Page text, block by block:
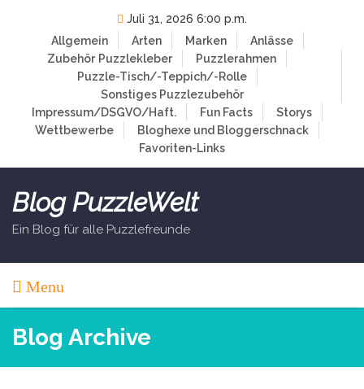
Juli 31, 2026 6:00 p.m.
Allgemein
Arten Marken
Anlässe
Zubehör Puzzlekleber
Puzzlerahmen
Puzzle-Tisch/-Teppich/-Rolle
Sonstiges Puzzlezubehör
Impressum/DSGVO/Haft.
Fun Facts
Storys
Wettbewerbe
Bloghexe und Bloggerschnack
Favoriten-Links
Blog PuzzleWelt
Ein Blog für alle Puzzlefreunde
Menu
Blog Archive